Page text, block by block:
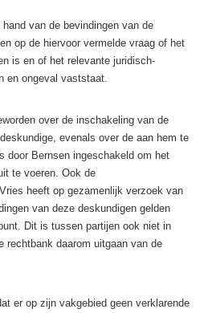
van de bevindingen van de
op de hiervoor vermelde vraag of het
is en of het relevante juridisch-
en ongeval vaststaat.
over de inschakeling van de
evenals over de aan hem te
door Bernsen ingeschakeld om het
te voeren. Ook de
heeft op gezamenlijk verzoek van
van deze deskundigen gelden
Dit is tussen partijen ook niet in
rechtbank daarom uitgaan van de
er op zijn vakgebied geen verklarende